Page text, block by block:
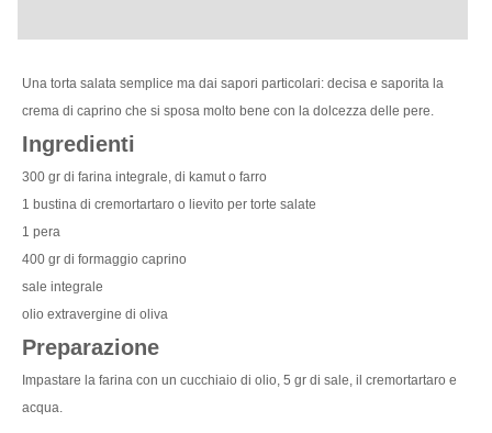
Una torta salata semplice ma dai sapori particolari: decisa e saporita la
crema di caprino che si sposa molto bene con la dolcezza delle pere.
Ingredienti
300 gr di farina integrale, di kamut o farro
1 bustina di cremortartaro o lievito per torte salate
1 pera
400 gr di formaggio caprino
sale integrale
olio extravergine di oliva
Preparazione
Impastare la farina con un cucchiaio di olio, 5 gr di sale, il cremortartaro e
acqua.